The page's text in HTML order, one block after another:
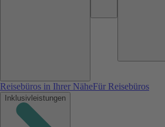
Reisebüros in Ihrer NäheFür Reisebüros
Inklusivleistungen